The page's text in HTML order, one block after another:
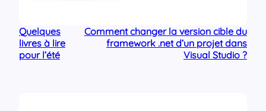
Quelques
livres à lire
pour l’été
Comment changer la version cible du
framework .net d’un projet dans
Visual Studio ?